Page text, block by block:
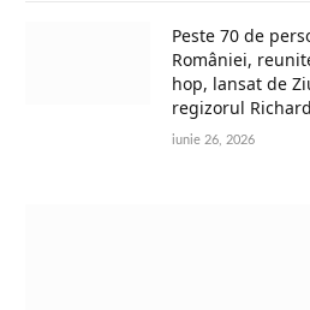
Peste 70 de
României,
hop, lansat de
regizorul
iunie 26, 2026